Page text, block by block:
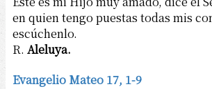
en quien tengo puestas todas mis
escúchenlo.
R. Aleluya.
Evangelio Mateo 17, 1-9